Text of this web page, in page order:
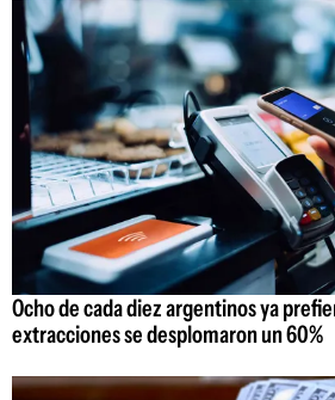
Ocho de cada diez argentinos ya
extracciones se desplomaron un 60%